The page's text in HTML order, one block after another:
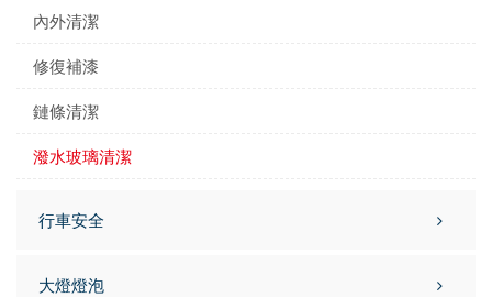
內外清潔
修復補漆
鏈條清潔
潑水玻璃清潔
行車安全
大燈燈泡